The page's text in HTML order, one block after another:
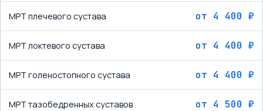
МРТ плечевого сустава от 4 400 ₽
МРТ локтевого сустава от 4 400 ₽
МРТ голеностопного сустава от 4 400 ₽
МРТ тазобедренных суставов от 4 500 ₽